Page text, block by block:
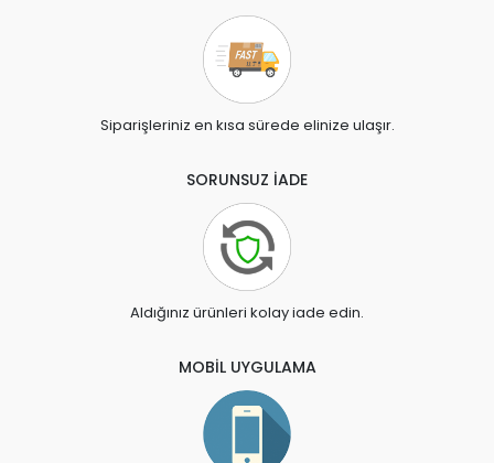
Siparişleriniz en kısa sürede elinize ulaşır.
SORUNSUZ İADE
Aldığınız ürünleri kolay iade edin.
MOBİL UYGULAMA